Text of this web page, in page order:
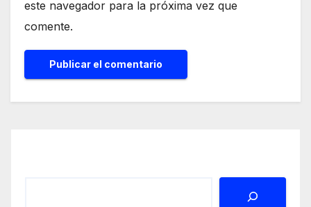
este navegador para la próxima vez que
comente.